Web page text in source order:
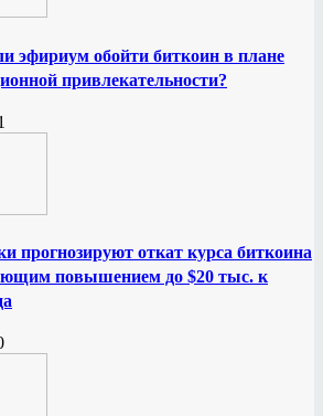
эфириум обойти биткоин в плане
привлекательности?
прогнозируют откат курса биткоина
повышением до $20 тыс. к